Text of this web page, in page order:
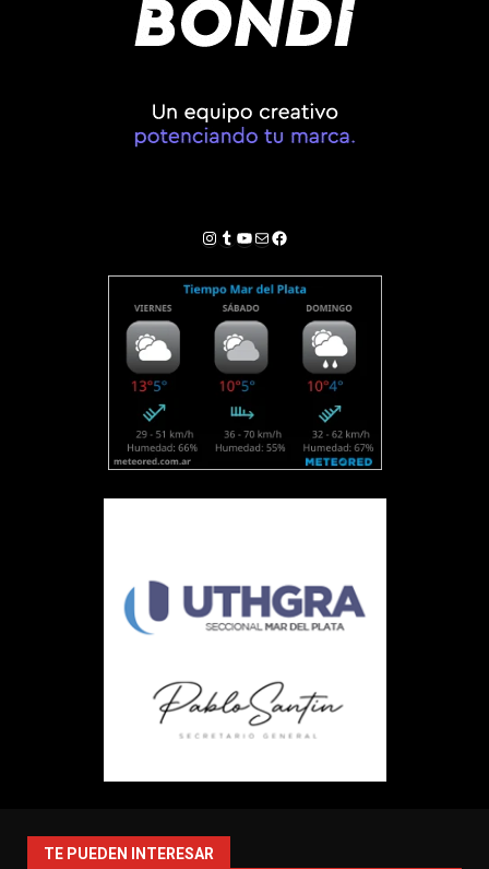
Instagram
Tumblr
YouTube
Correo electrónico
Facebook
TE PUEDEN INTERESAR